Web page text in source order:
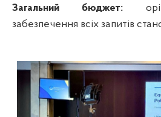
Загальний бюджет:
забезпечення всіх запитів